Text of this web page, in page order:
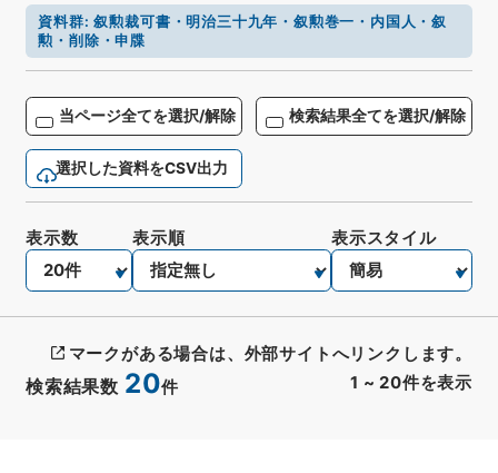
資料群:叙勲裁可書・明治三十九年・叙勲巻一・内国人・叙
勲・削除・申牒
当ページ全てを選択/解除 検索結果全てを選択/解除
選択した資料をCSV出力
検索結果数 20件 1 ~ 20件を表示
表示数 表示順 表示スタイル
マークがある場合は、外部サイトへリンクします。